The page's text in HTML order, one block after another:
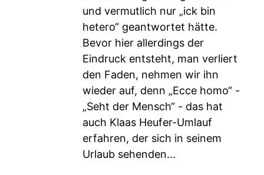
und vermutlich nur „ick bin
hetero“ geantwortet hätte.
Bevor hier allerdings der
Eindruck entsteht, man verliert
den Faden, nehmen wir ihn
wieder auf, denn „Ecce homo“ -
„Seht der Mensch“ - das hat
auch Klaas Heufer-Umlauf
erfahren, der sich in seinem
Urlaub sehenden...